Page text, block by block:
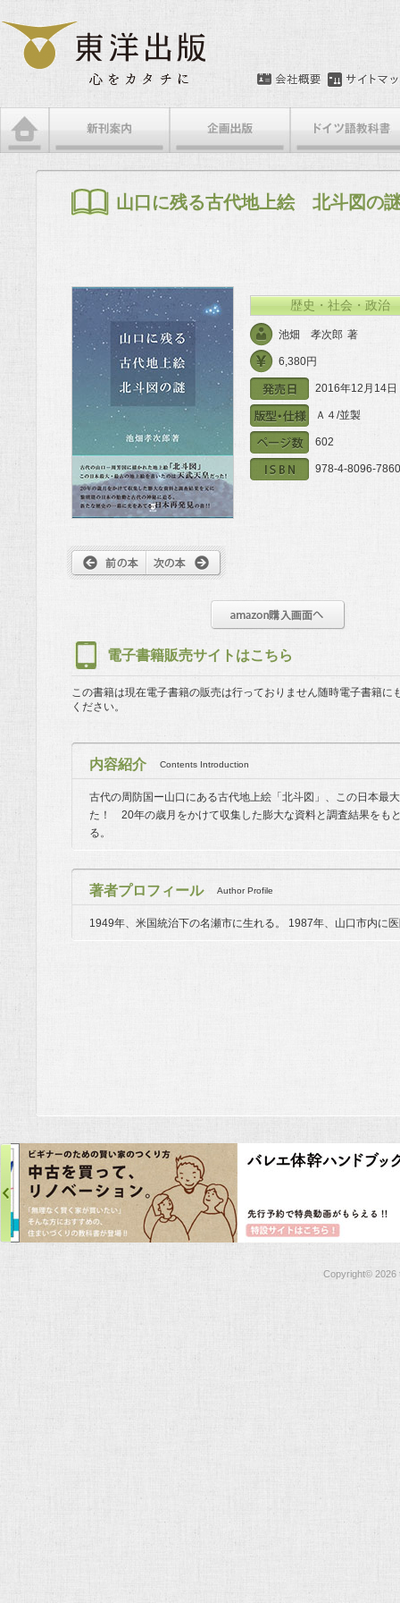
メインメニュー
メインコンテンツへ移動
サブコンテンツへ移動
山口に残る古代地上絵 北斗図の
歴史・社会・政治
池畑 孝次郎 著
6,380円
2016年12月14日
Ａ４/並製
602
978-4-8096-
電子書籍販売サイトはこちら
この書籍は現在電子書籍の販売は行っておりません随時電子書籍に
ください。
内容紹介 Contents Introduction
古代の周防国ー山口にある古代地上絵「北斗図」、この日本最
た！ 20年の歳月をかけて収集した膨大な資料と調査結果をも
る。
著者プロフィール Author Profile
1949年、米国統治下の名瀬市に生れる。 1987年、山口市内に
Copyright© 2026